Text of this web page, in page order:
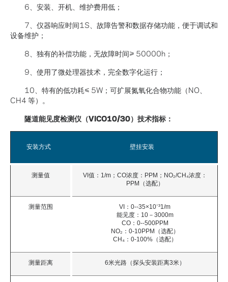
6、安装、开机、维护费用低；
7、仪器响应时间1S、故障告警和数据存储功能，便于调试和
设备维护；
8、独有的补偿功能，无故障时间≥ 50000h；
9、使用了微处理器技术，完全数字化运行；
10、特有的低功耗≤ 5W；可扩展氮氧化合物功能（NO、
CH4 等）。
隧道能见度检测仪（VICO10/30）技术指标：
安装方式 壁挂安装
测量值
VI值：1/m；CO浓度：PPM；NO₂/CH₄浓度：
PPM（选配）
测量范围
VI：0--35×10⁻³1/m
能见度：10－3000m
CO：0--500PPM
NO₂：0-10PPM（选配）
CH₄：0-100%（选配）
测量距离 6米光路（探头安装距离3米）